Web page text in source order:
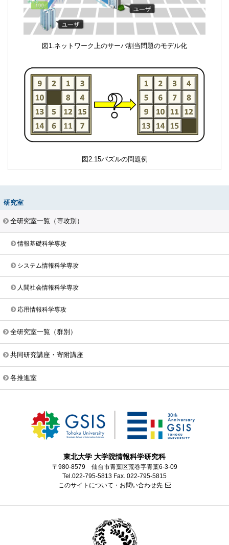
ネットワーク上のサーバ割当問題のモデル化
15パズルの問題例
研究室
全研究室一覧（専攻別）
情報基礎科学専攻
システム情報科学専攻
人間社会情報科学専攻
応用情報科学専攻
全研究室一覧（群別）
共同研究講座・寄附講座
各推進室
東北大学 大学院情報科学研究科
〒980-8579 仙台市青葉区荒巻字青葉6-3-09
Tel.022-795-5813 Fax. 022-795-5815
このサイトについて・お問い合わせ先